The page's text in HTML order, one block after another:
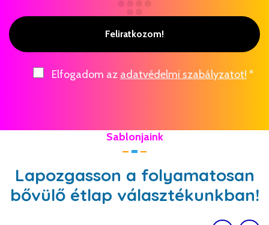
Feliratkozom!
Elfogadom az adatvédelmi szabályzatot! *
Sablonjaink
Lapozgasson a folyamatosan
bővülő étlap választékunkban!